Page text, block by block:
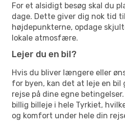
For et alsidigt besøg skal du
dage. Dette giver dig nok tid
højdepunkterne, opdage
lokale atmosfære.
Lejer du en bil?
Hvis du bliver længere eller
for byen, kan det at leje en
rejse på dine egne
billig billeje i hele Tyrkiet,
og komfort under hele din